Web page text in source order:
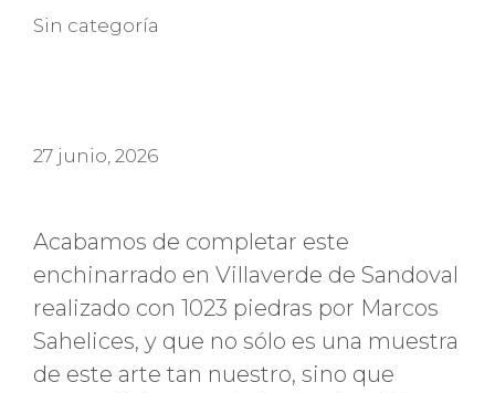
Categorías
Sin categoría
27 junio, 2026
Acabamos de completar este
enchinarrado en Villaverde de Sandoval
realizado con 1023 piedras por Marcos
Sahelices, y que no sólo es una muestra
de este arte tan nuestro, sino que